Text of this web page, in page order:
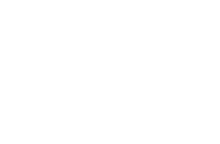
ವಿಮರ್ಶೆಗಳು